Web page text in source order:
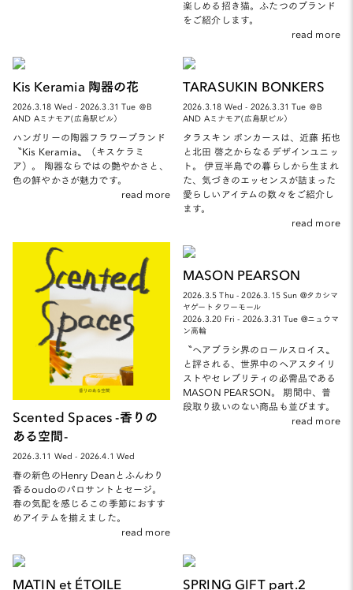
楽しめる招き猫。ふたつのブランド
をご紹介します。
read more
Kis Keramia 陶器の花
2026.3.18 Wed - 2026.3.31 Tue ＠B
AND Aミナモア(広島駅ビル）
ハンガリーの陶器フラワーブランド
〝Kis Keramia〟（キスケラミ
ア）。 陶器ならではの艶やかさと、
色の鮮やかさが魅力です。
read more
TARASUKIN BONKERS
2026.3.18 Wed - 2026.3.31 Tue ＠B
AND Aミナモア(広島駅ビル）
タラスキン ボンカースは、近藤 拓也
と北田 啓之からなるデザインユニッ
ト。 伊豆半島での暮らしから生まれ
た、気づきのエッセンスが詰まった
愛らしいアイテムの数々をご紹介し
ます。
read more
Scented Spaces -香りの
ある空間-
2026.3.11 Wed - 2026.4.1 Wed
春の新色のHenry Deanとふんわり
香るoudoのパロサントとセージ。
春の気配を感じるこの季節におすす
めアイテムを揃えました。
read more
MASON PEARSON
2026.3.5 Thu - 2026.3.15 Sun @タカシマ
ヤゲートタワーモール
2026.3.20 Fri - 2026.3.31 Tue @ニュウマ
ン高輪
〝ヘアブラシ界のロールスロイス〟
と評される、世界中のヘアスタイリ
ストやセレブリティの必需品である
MASON PEARSON。 期間中、普
段取り扱いのない商品も並びます。
read more
MATIN et ÉTOILE SPRING GIFT part.2